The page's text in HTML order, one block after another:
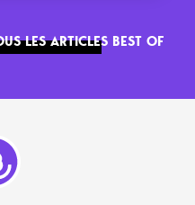
LES ARTICLES BEST OF